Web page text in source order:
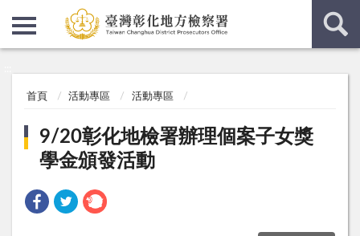
首頁 活動專區 活動專區
9/20彰化地檢署辦理個案子女獎
學金頒發活動